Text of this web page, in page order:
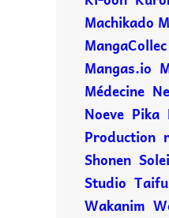
Machikado
MangaCollec
Mangas.io
Médecine
Noeve Pika
Production
Shonen
Studio
Wakanim